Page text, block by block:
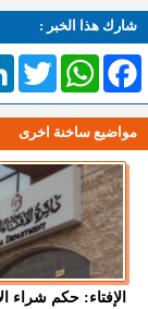
شارك هذا الخبر :
TwitterWhatsAppFacebook
مواضيع ساخنة اخرى
الإفتاء: حكم شراء